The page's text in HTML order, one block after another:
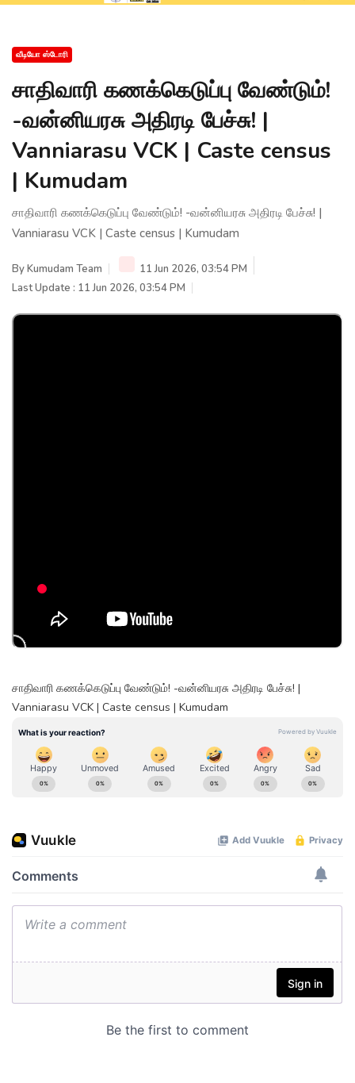
வீடியோ ஸ்டோரி
சாதிவாரி கணக்கெடுப்பு வேண்டும்!
-வன்னியரசு அதிரடி பேச்சு! |
Vanniarasu VCK | Caste census
| Kumudam
சாதிவாரி கணக்கெடுப்பு வேண்டும்! -வன்னியரசு அதிரடி பேச்சு! |
Vanniarasu VCK | Caste census | Kumudam
ByKumudam Team
11 Jun 2026, 03:54 PM
Last Update : 11 Jun 2026, 03:54 PM
சாதிவாரி கணக்கெடுப்பு வேண்டும்! -வன்னியரசு அதிரடி பேச்சு! |
Vanniarasu VCK | Caste census | Kumudam